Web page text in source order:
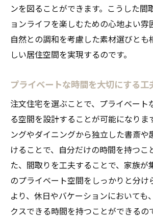
風通しの良さを考慮した設計
水辺のリゾート風デザイン
自然の中で過ごすための理想的
び方
立地選定のポイントと注意点
自然を感じる窓の配置
季節ごとの気候変化への対応
自然災害への備え
周辺環境と共生する住まい
ンを図ることができます。こうした間
ョンライフを楽しむための心地よい雰
自然との調和を考慮した素材選びとも
しい居住空間を実現するのです。
プライベートな時間を大切にする工
注文住宅を選ぶことで、プライベート
る空間を設計することが可能になりま
ングやダイニングから独立した書斎や
けることで、自分だけの時間を持つこ
た、間取りを工夫することで、家族が
のプライベート空間をしっかりと分け
より、休日やバケーションにおいても
クスできる時間を持つことができるの